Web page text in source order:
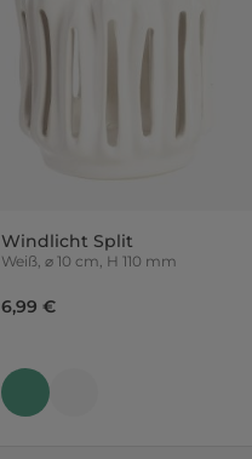
Windlicht Split
Weiß, ⌀ 10 cm, H 110 mm
6,99 €